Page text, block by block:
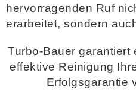
hervorragenden Ruf
erarbeitet, sondern
Turbo-Bauer garantiert
effektive Reinigung
Erfolgsgarantie